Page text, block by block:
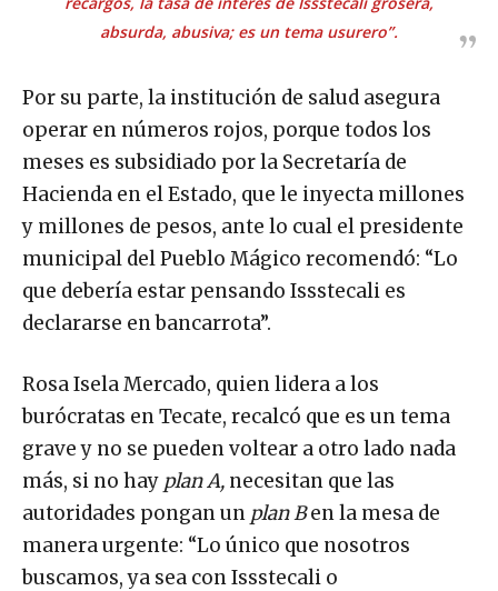
absurda, abusiva; es un tema usurero”.
Por su parte, la institución de salud asegura
operar en números rojos, porque todos los
meses es subsidiado por la Secretaría de
Hacienda en el Estado, que le inyecta millones
y millones de pesos, ante lo cual el presidente
municipal del Pueblo Mágico recomendó: “Lo
que debería estar pensando Issstecali es
declararse en bancarrota”.
Rosa Isela Mercado, quien lidera a los
burócratas en Tecate, recalcó que es un tema
grave y no se pueden voltear a otro lado nada
más, si no hay plan A, necesitan que las
autoridades pongan un plan Ben la mesa de
manera urgente: “Lo único que nosotros
buscamos, ya sea con Issstecali o